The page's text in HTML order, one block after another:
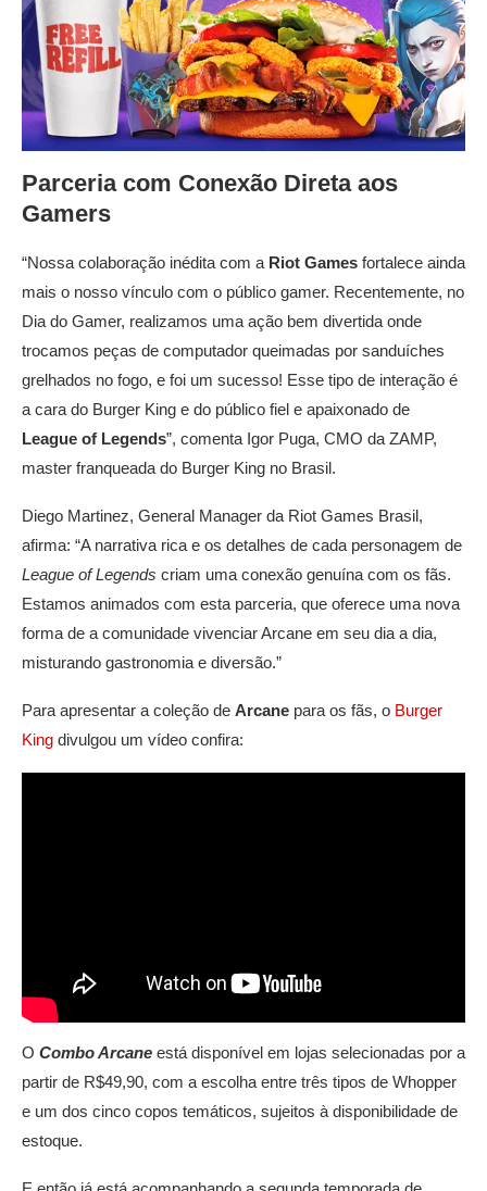
Parceria com Conexão Direta aos
Gamers
“Nossa colaboração inédita com a Riot Games fortalece ainda
mais o nosso vínculo com o público gamer. Recentemente, no
Dia do Gamer, realizamos uma ação bem divertida onde
trocamos peças de computador queimadas por sanduíches
grelhados no fogo, e foi um sucesso! Esse tipo de interação é
a cara do Burger King e do público fiel e apaixonado de
League of Legends”, comenta Igor Puga, CMO da ZAMP,
master franqueada do Burger King no Brasil.
Diego Martinez, General Manager da Riot Games Brasil,
afirma: “A narrativa rica e os detalhes de cada personagem de
League of Legends criam uma conexão genuína com os fãs.
Estamos animados com esta parceria, que oferece uma nova
forma de a comunidade vivenciar Arcane em seu dia a dia,
misturando gastronomia e diversão.”
Para apresentar a coleção de Arcane para os fãs, o Burger
King divulgou um vídeo confira:
O Combo Arcane está disponível em lojas selecionadas por a
partir de R$49,90, com a escolha entre três tipos de Whopper
e um dos cinco copos temáticos, sujeitos à disponibilidade de
estoque.